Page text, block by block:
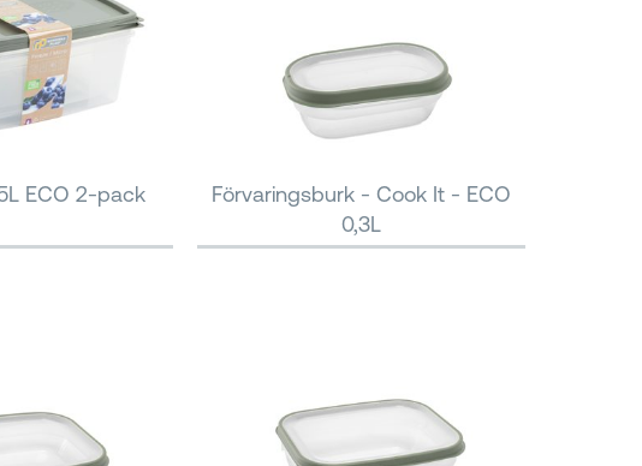
ECO 2-pack
Förvaringsburk - Cook It - ECO
0,3L